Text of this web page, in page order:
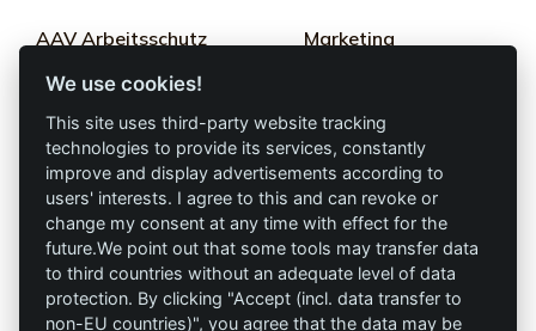
AAV Arbeitsschutz
Allprotec® Solo
trabaja seguro
Omniprotect –
Tienda Online
Marketing
condiciones
Privacidad
Impresión
Contacto
We use cookies!
This site uses third-party website tracking
technologies to provide its services, constantly
improve and display advertisements according to
users' interests. I agree to this and can revoke or
change my consent at any time with effect for the
future.We point out that some tools may transfer data
to third countries without an adequate level of data
protection. By clicking "Accept (incl. data transfer to
non-EU countries)", you agree that the data may be